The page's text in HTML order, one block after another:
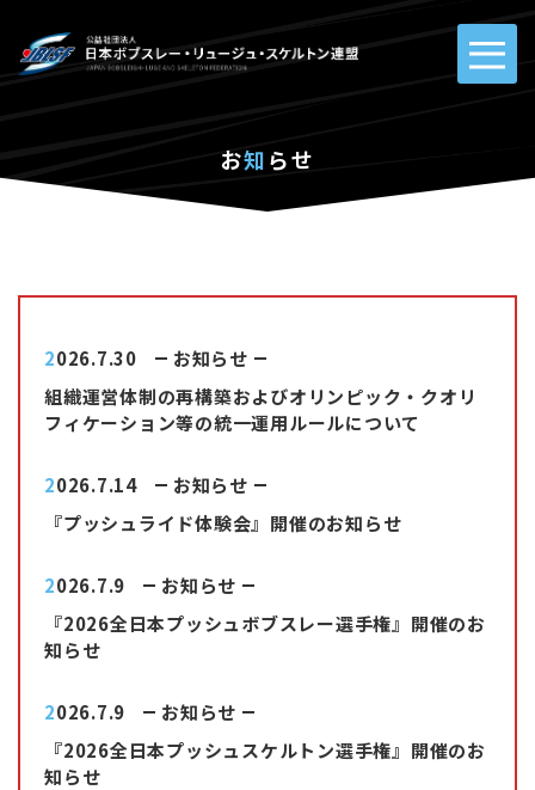
お知らせ
2026.7.30
お知らせ
組織運営体制の再構築およびオリンピック・クオリ
フィケーション等の統一運用ルールについて
2026.7.14
お知らせ
『プッシュライド体験会』開催のお知らせ
2026.7.9
お知らせ
『2026全日本プッシュボブスレー選手権』開催のお
知らせ
2026.7.9
お知らせ
『2026全日本プッシュスケルトン選手権』開催のお
知らせ